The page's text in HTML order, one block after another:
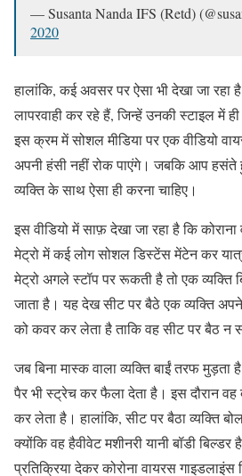
— Susanta Nanda IFS (Retd)
2020
हालांकि, कई अवसर पर ऐसा भी देखा जा रहा
लापरवाही कर रहे हैं, जिन्हें उनकी स्टाइल में
इस क्रम में सोशल मीडिया पर एक वीडियो
अपनी हंसी नहीं रोक पाएंगे। जबकि आप हसंते
व्यक्ति के साथ ऐसा ही करना चाहिए।
इस वीडियो में साफ़ देखा जा रहा है कि कोराना
मेट्रो में कई लोग सोशल डिस्टेंस मेंटेन कर
मेट्रो अगले स्टॉप पर रूकती है तो एक व्यक्ति
जाता है। यह देख सीट पर बैठे एक व्यक्ति
को कवर कर लेता है ताकि वह सीट पर बैठ न
जब बिना मास्क वाला व्यक्ति बाईं तरफ मुड़ता
पैर भी स्ट्रेच कर फैला देता है। इस दौरान वह
कर लेता है। हालांकि, सीट पर बैठा व्यक्ति
क्योंकि वह हैवीवेट मशीनरी यानी बॉडी
प्रतिक्रिया देकर कोरोना वायरस